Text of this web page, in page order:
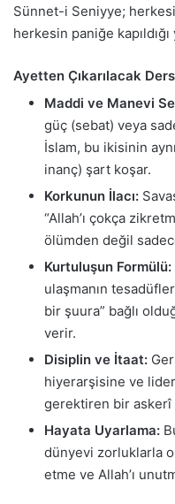
Sünnet-i Seniyye;
herkesin paniğe kapıldığı
Ayetten Çıkarılacak
Maddi ve Manevi
güç (sebat) veya
İslam, bu ikisinin
inanç) şart koşar.
Korkunun İlacı:
“Allah’ı çokça
ölümden değil
Kurtuluşun Formülü:
ulaşmanın
bir şuura” bağlı
verir.
Disiplin ve İtaat:
hiyerarşisine ve
gerektiren bir askerî
Hayata Uyarlama:
dünyevi zorluklarla
etme ve Allah’ı